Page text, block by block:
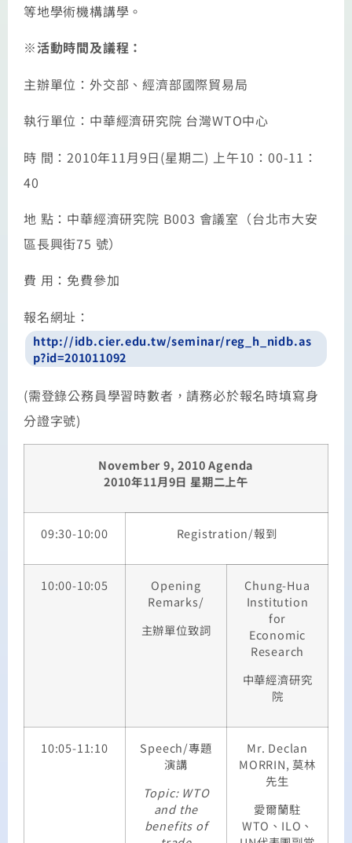
等地學術機構講學。
※活動時間及議程：
主辦單位：外交部、經濟部國際貿易局
執行單位：中華經濟研究院 台灣WTO中心
時 間：2010年11月9日(星期二) 上午10：00-11：
40
地 點：中華經濟研究院 B003 會議室（台北市大安
區長興街75 號）
費 用：免費參加
報名網址：
http://idb.cier.edu.tw/seminar/reg_h_nidb.as
p?id=201011092
(需登錄公務員學習時數者，請務必於報名時填寫身
分證字號)
November 9, 2010 Agenda
2010年11月9日 星期二上午
09:30-10:00 Registration/報到
10:00-10:05
Opening
Remarks/
主辦單位致詞
Chung-Hua
Institution
for
Economic
Research
中華經濟研究
院
10:05-11:10
Speech/專題
演講
Topic: WTO
and the
benefits of
Mr. Declan
MORRIN, 莫林
先生
愛爾蘭駐
WTO、ILO、